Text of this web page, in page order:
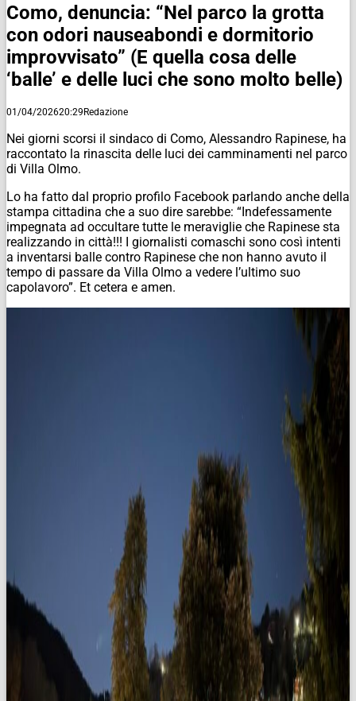
Como, denuncia: “Nel parco la grotta
con odori nauseabondi e dormitorio
improvvisato” (E quella cosa delle
‘balle’ e delle luci che sono molto belle)
01/04/202620:29Redazione
Nei giorni scorsi il sindaco di Como, Alessandro Rapinese, ha
raccontato la rinascita delle luci dei camminamenti nel parco
di Villa Olmo.
Lo ha fatto dal proprio profilo Facebook parlando anche della
stampa cittadina che a suo dire sarebbe: “Indefessamente
impegnata ad occultare tutte le meraviglie che Rapinese sta
realizzando in città!!! I giornalisti comaschi sono così intenti
a inventarsi balle contro Rapinese che non hanno avuto il
tempo di passare da Villa Olmo a vedere l’ultimo suo
capolavoro”. Et cetera e amen.